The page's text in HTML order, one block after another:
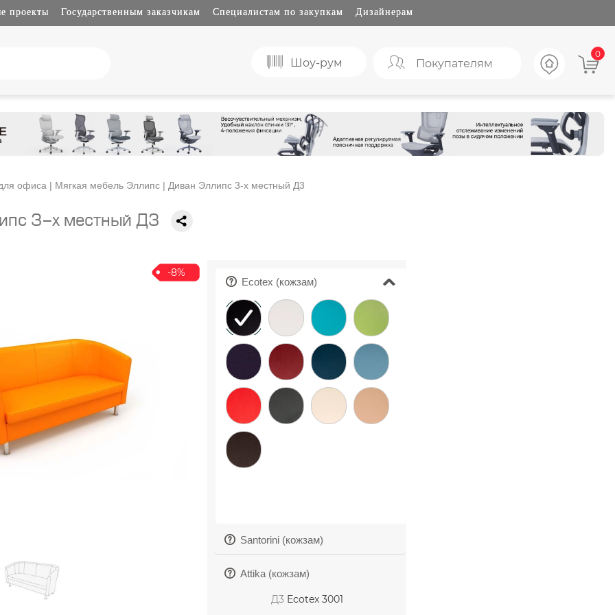
проекты Государственным заказчикам Специалистам по закупкам Дизайнерам
0
Покупателям
Шоу-рум
офиса | Мягкая мебель Эллипс | Диван Эллипс 3-х местный Д3
3-х местный Д3
-8%
Ecotex (кожзам)
Santorini (кожзам)
Attika (кожзам)
Aries (кожзам)
Д3 Ecotex 3001